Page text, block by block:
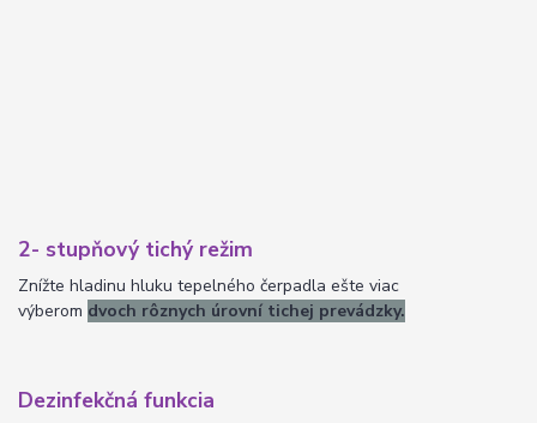
2- stupňový tichý režim
Znížte hladinu hluku tepelného čerpadla ešte viac
výberom dvoch rôznych úrovní tichej prevádzky.
Dezinfekčná funkcia